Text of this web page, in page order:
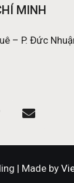
MINH
– P. Đức
| Made by